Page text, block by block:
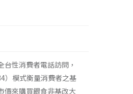
性消費者電話訪問，
）模式衡量消費者之基
價來購買餵食非基改大